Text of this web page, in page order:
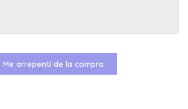
Me arrepentí de la compra